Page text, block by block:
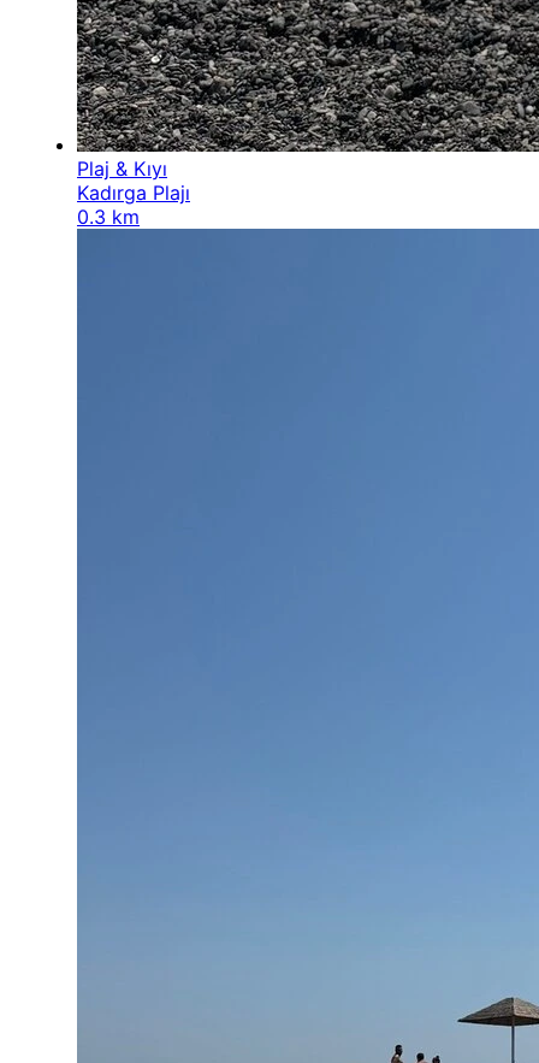
Plaj & Kıyı
Kadırga Plajı
0.3 km